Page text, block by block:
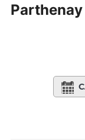
Parthenay